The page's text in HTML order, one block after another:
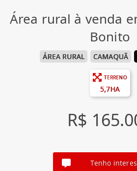
Área rural à venda
Bonito
ÁREA RURAL CAMAQUÃ
TERRENO
5,7HA
R$
Tenho